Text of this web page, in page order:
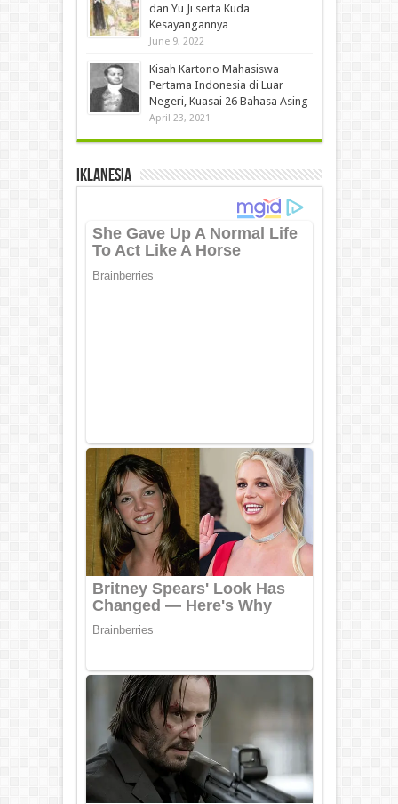
dan Yu Ji serta Kuda
Kesayangannya
June 9, 2022
Kisah Kartono Mahasiswa
Pertama Indonesia di Luar
Negeri, Kuasai 26 Bahasa Asing
April 23, 2021
IKLANESIA